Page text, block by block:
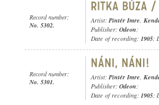
Record number:
No. 5302.
Artist: Pintér Imre,
Publisher: Odeon;
Date of recording: 1905;
Record number:
No. 5301.
Artist: Pintér Imre,
Publisher: Odeon;
Date of recording: 1905;